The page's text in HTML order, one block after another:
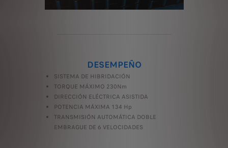
DESEMPEÑO
SISTEMA DE HIBRIDACIÓN
TORQUE MÁXIMO 230Nm
DIRECCIÓN ELÉCTRICA ASISTIDA
POTENCIA MÁXIMA 134 Hp
TRANSMISIÓN AUTOMÁTICA DOBLE
EMBRAGUE DE 6 VELOCIDADES